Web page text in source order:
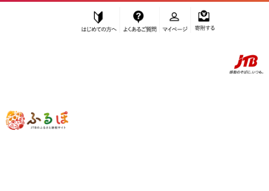
ふるぽ JTBのふるさと納税サイト
「ふるさと納税」TOP
キャラクター・ぬいぐるみ